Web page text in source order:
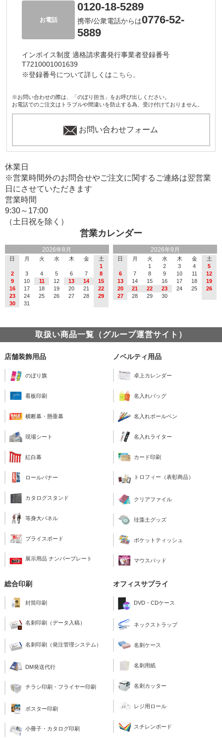
お電話
0120-18-5289
携帯/公衆電話からは0776-52-
5889
インボイス制度 適格請求書発行事業者登録番号
T7210001001639
※登録番号について詳しくはこちら。
※お問い合わせの際は、「のぼり担当」をお呼び出しください。
お電話でのご注文はトラブルや間違いを防止する為、受け付けておりません。
お問い合わせフォーム
営業カレンダー
2026年8月
日 月 火 水 木 金
土
1
2
3 4 5 6 7
8
9
10 11 12 13 14
15
16
17 18 19 20 21
22
23
24 25 26 27 28
29
30
31
2026年9月
日 月 火 水 木 金
土
1
2 3 4
5
6
7 8 9 10 11
12
13
14 15 16 17 18
19
20
21 22 23 24 25
26
27
28 29 30
休業日
※営業時間外のお問合せやご注文に関するご連絡は翌営業
日にさせていただきます
営業時間
9:30～17:00
（土日祝を除く）
取扱い商品一覧（グループ運営サイト）
店舗装飾用品
のぼり旗
看板印刷
横断幕・懸垂幕
現場シート
紅白幕
ロールバナー
カタログスタンド
等身大パネル
プライスボード
展示用品 ナンバープレート
ノベルティ用品
卓上カレンダー
名入れバッグ
名入れボールペン
名入れライター
カード印刷
トロフィー（表彰商品）
クリアファイル
珪藻土グッズ
ポケットティッシュ
マウスパッド
総合印刷
封筒印刷
名刺印刷（データ入稿）
名刺印刷（発注管理システム）
DM発送代行
チラシ印刷・フライヤー印刷
ポスター印刷
小冊子・カタログ印刷
オフィスサプライ
DVD・CDケース
ネックストラップ
名刺ケース
名刺用紙
名刺カッター
レジ用ロール
スチレンボード